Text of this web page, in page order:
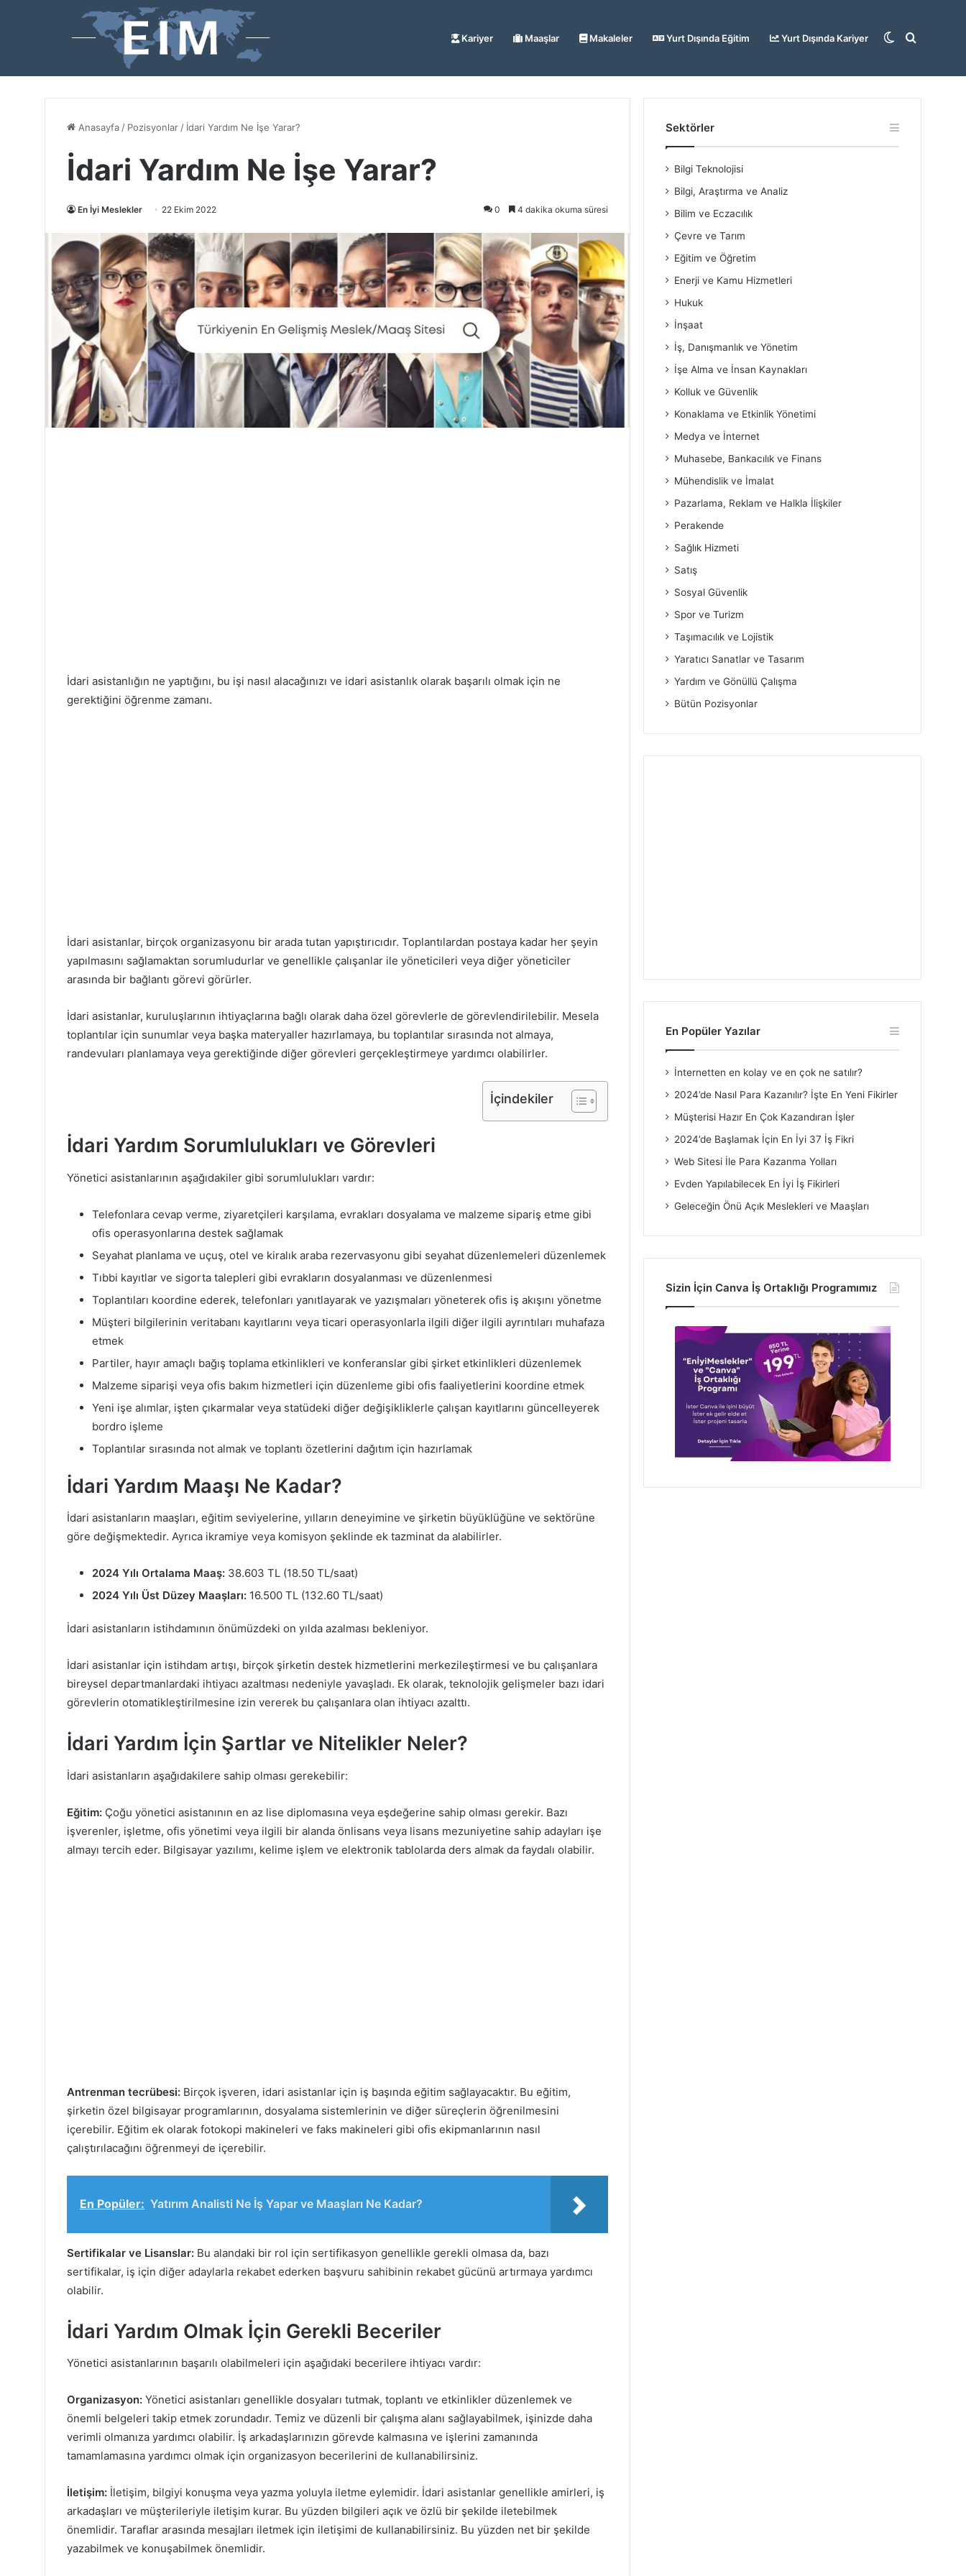
Kariyer Maaşlar Makaleler Yurt Dışında Eğitim Yurt Dışında Kariyer Arama
Dış
Anasayfa / Pozisyonlar / İdari Yardım Ne İşe Yarar?
İdari Yardım Ne İşe Yarar?
En İyi Meslekler 22 Ekim 2022 0 4 dakika okuma süresi
İdari asistanlığın ne yaptığını, bu işi nasıl alacağınızı ve idari asistanlık olarak başarılı olmak için ne
gerektiğini öğrenme zamanı.
İdari asistanlar, birçok organizasyonu bir arada tutan yapıştırıcıdır. Toplantılardan postaya kadar her şeyin
yapılmasını sağlamaktan sorumludurlar ve genellikle çalışanlar ile yöneticileri veya diğer yöneticiler
arasında bir bağlantı görevi görürler.
İdari asistanlar, kuruluşlarının ihtiyaçlarına bağlı olarak daha özel görevlerle de görevlendirilebilir. Mesela
toplantılar için sunumlar veya başka materyaller hazırlamaya, bu toplantılar sırasında not almaya,
randevuları planlamaya veya gerektiğinde diğer görevleri gerçekleştirmeye yardımcı olabilirler.
İçindekiler
İdari Yardım Sorumlulukları ve Görevleri
Yönetici asistanlarının aşağıdakiler gibi sorumlulukları vardır:
Telefonlara cevap verme, ziyaretçileri karşılama, evrakları dosyalama ve malzeme sipariş etme gibi
ofis operasyonlarına destek sağlamak
Seyahat planlama ve uçuş, otel ve kiralık araba rezervasyonu gibi seyahat düzenlemeleri düzenlemek
Tıbbi kayıtlar ve sigorta talepleri gibi evrakların dosyalanması ve düzenlenmesi
Toplantıları koordine ederek, telefonları yanıtlayarak ve yazışmaları yöneterek ofis iş akışını yönetme
Müşteri bilgilerinin veritabanı kayıtlarını veya ticari operasyonlarla ilgili diğer ilgili ayrıntıları muhafaza
etmek
Partiler, hayır amaçlı bağış toplama etkinlikleri ve konferanslar gibi şirket etkinlikleri düzenlemek
Malzeme siparişi veya ofis bakım hizmetleri için düzenleme gibi ofis faaliyetlerini koordine etmek
Yeni işe alımlar, işten çıkarmalar veya statüdeki diğer değişikliklerle çalışan kayıtlarını güncelleyerek
bordro işleme
Toplantılar sırasında not almak ve toplantı özetlerini dağıtım için hazırlamak
İdari Yardım Maaşı Ne Kadar?
İdari asistanların maaşları, eğitim seviyelerine, yılların deneyimine ve şirketin büyüklüğüne ve sektörüne
göre değişmektedir. Ayrıca ikramiye veya komisyon şeklinde ek tazminat da alabilirler.
2024 Yılı Ortalama Maaş: 38.603 TL (18.50 TL/saat)
2024 Yılı Üst Düzey Maaşları: 16.500 TL (132.60 TL/saat)
İdari asistanların istihdamının önümüzdeki on yılda azalması bekleniyor.
İdari asistanlar için istihdam artışı, birçok şirketin destek hizmetlerini merkezileştirmesi ve bu çalışanlara
bireysel departmanlardaki ihtiyacı azaltması nedeniyle yavaşladı. Ek olarak, teknolojik gelişmeler bazı idari
görevlerin otomatikleştirilmesine izin vererek bu çalışanlara olan ihtiyacı azalttı.
İdari Yardım İçin Şartlar ve Nitelikler Neler?
İdari asistanların aşağıdakilere sahip olması gerekebilir:
Eğitim: Çoğu yönetici asistanının en az lise diplomasına veya eşdeğerine sahip olması gerekir. Bazı
işverenler, işletme, ofis yönetimi veya ilgili bir alanda önlisans veya lisans mezuniyetine sahip adayları işe
almayı tercih eder. Bilgisayar yazılımı, kelime işlem ve elektronik tablolarda ders almak da faydalı olabilir.
Antrenman tecrübesi: Birçok işveren, idari asistanlar için iş başında eğitim sağlayacaktır. Bu eğitim,
şirketin özel bilgisayar programlarının, dosyalama sistemlerinin ve diğer süreçlerin öğrenilmesini
içerebilir. Eğitim ek olarak fotokopi makineleri ve faks makineleri gibi ofis ekipmanlarının nasıl
çalıştırılacağını öğrenmeyi de içerebilir.
En Popüler: Yatırım Analisti Ne İş Yapar ve Maaşları Ne Kadar?
Sertifikalar ve Lisanslar: Bu alandaki bir rol için sertifikasyon genellikle gerekli olmasa da, bazı
sertifikalar, iş için diğer adaylarla rekabet ederken başvuru sahibinin rekabet gücünü artırmaya yardımcı
olabilir.
İdari Yardım Olmak İçin Gerekli Beceriler
Yönetici asistanlarının başarılı olabilmeleri için aşağıdaki becerilere ihtiyacı vardır:
Organizasyon: Yönetici asistanları genellikle dosyaları tutmak, toplantı ve etkinlikler düzenlemek ve
önemli belgeleri takip etmek zorundadır. Temiz ve düzenli bir çalışma alanı sağlayabilmek, işinizde daha
verimli olmanıza yardımcı olabilir. İş arkadaşlarınızın görevde kalmasına ve işlerini zamanında
tamamlamasına yardımcı olmak için organizasyon becerilerini de kullanabilirsiniz.
İletişim: İletişim, bilgiyi konuşma veya yazma yoluyla iletme eylemidir. İdari asistanlar genellikle amirleri, iş
arkadaşları ve müşterileriyle iletişim kurar. Bu yüzden bilgileri açık ve özlü bir şekilde iletebilmek
önemlidir. Taraflar arasında mesajları iletmek için iletişimi de kullanabilirsiniz. Bu yüzden net bir şekilde
yazabilmek ve konuşabilmek önemlidir.
Sektörler
Bilgi Teknolojisi
Bilgi, Araştırma ve Analiz
Bilim ve Eczacılık
Çevre ve Tarım
Eğitim ve Öğretim
Enerji ve Kamu Hizmetleri
Hukuk
İnşaat
İş, Danışmanlık ve Yönetim
İşe Alma ve İnsan Kaynakları
Kolluk ve Güvenlik
Konaklama ve Etkinlik Yönetimi
Medya ve İnternet
Muhasebe, Bankacılık ve Finans
Mühendislik ve İmalat
Pazarlama, Reklam ve Halkla İlişkiler
Perakende
Sağlık Hizmeti
Satış
Sosyal Güvenlik
Spor ve Turizm
Taşımacılık ve Lojistik
Yaratıcı Sanatlar ve Tasarım
Yardım ve Gönüllü Çalışma
Bütün Pozisyonlar
En Popüler Yazılar
İnternetten en kolay ve en çok ne satılır?
2024’de Nasıl Para Kazanılır? İşte En Yeni Fikirler
Müşterisi Hazır En Çok Kazandıran İşler
2024’de Başlamak İçin En İyi 37 İş Fikri
Web Sitesi İle Para Kazanma Yolları
Evden Yapılabilecek En İyi İş Fikirleri
Geleceğin Önü Açık Meslekleri ve Maaşları
Sizin İçin Canva İş Ortaklığı Programımız